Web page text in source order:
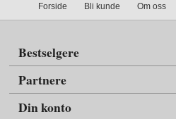
Forside Bli kunde Om oss
Bestselgere
Partnere
Din konto